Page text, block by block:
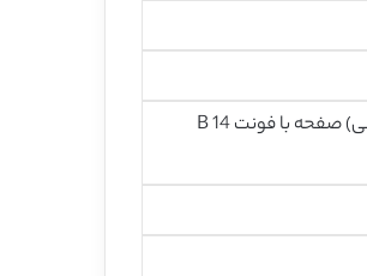
22 (1 صفحه رفرنس انگلیسی) صفحه با فونت 14 B